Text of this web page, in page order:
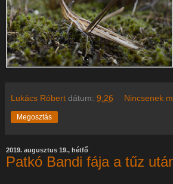
Lukács Róbert dátum: 9:26 Nincsenek
Megosztás
2019. augusztus 19., hétfő
Patkó Bandi fája a tűz